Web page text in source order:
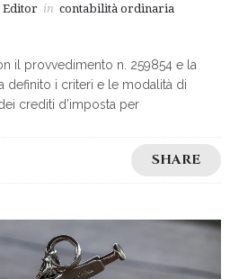
Editor in contabilità ordinaria
il provvedimento n. 259854 e la
definito i criteri e le modalità di
crediti d’imposta per
SHARE